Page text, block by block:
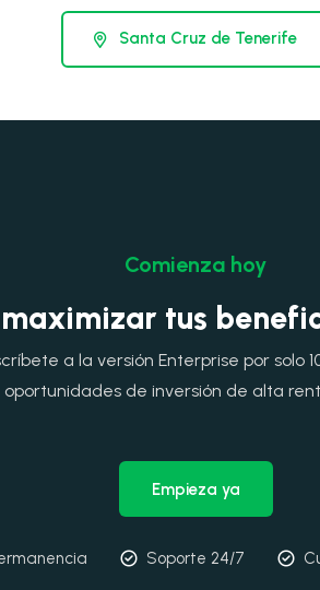
Santa Cruz de Tenerife
Comienza hoy
tus
a la versión Enterprise por solo
oportunidades de inversión de alta
Empieza ya
Soporte 24/7